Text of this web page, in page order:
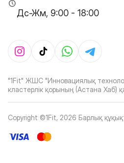
Дс-Жм, 9:00 - 18:00
"1Fit" ЖШС "Инновациялық
кластерлік қорының (Астана Хаб)
Copyright ©1Fit, 2026 Барлық